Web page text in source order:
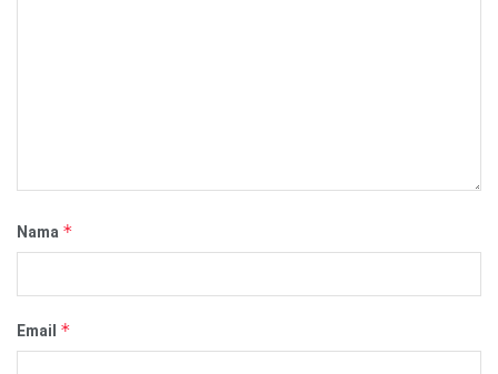
Nama *
Email *